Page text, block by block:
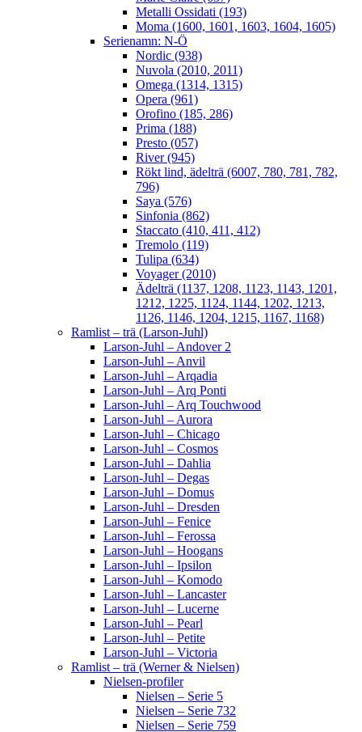
Metalli Ossidati (193)
Moma (1600, 1601, 1603, 1604, 1605)
Serienamn: N-Ö
Nordic (938)
Nuvola (2010, 2011)
Omega (1314, 1315)
Opera (961)
Orofino (185, 286)
Prima (188)
Presto (057)
River (945)
Rökt lind, ädelträ (6007, 780, 781, 782,
796)
Saya (576)
Sinfonia (862)
Staccato (410, 411, 412)
Tremolo (119)
Tulipa (634)
Voyager (2010)
Ädelträ (1137, 1208, 1123, 1143, 1201,
1212, 1225, 1124, 1144, 1202, 1213,
1126, 1146, 1204, 1215, 1167, 1168)
Ramlist – trä (Larson-Juhl)
Larson-Juhl – Andover 2
Larson-Juhl – Anvil
Larson-Juhl – Arqadia
Larson-Juhl – Arq Ponti
Larson-Juhl – Arq Touchwood
Larson-Juhl – Aurora
Larson-Juhl – Chicago
Larson-Juhl – Cosmos
Larson-Juhl – Dahlia
Larson-Juhl – Degas
Larson-Juhl – Domus
Larson-Juhl – Dresden
Larson-Juhl – Fenice
Larson-Juhl – Ferossa
Larson-Juhl – Hoogans
Larson-Juhl – Ipsilon
Larson-Juhl – Komodo
Larson-Juhl – Lancaster
Larson-Juhl – Lucerne
Larson-Juhl – Pearl
Larson-Juhl – Petite
Larson-Juhl – Victoria
Ramlist – trä (Werner & Nielsen)
Nielsen-profiler
Nielsen – Serie 5
Nielsen – Serie 732
Nielsen – Serie 759